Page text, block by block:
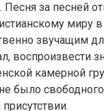
за песней
миру
звучащим
воспроизвести
камерной
было